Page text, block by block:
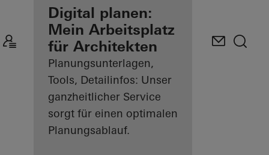
Ihre Vorteile als
angemeldeter
Architekt
Mein
Arbeitsplatz
kennenlernen
Digital planen:
Mein Arbeitsplatz
für Architekten
Planungsunterlagen,
Tools, Detailinfos: Unser
ganzheitlicher Service
sorgt für einen optimalen
Planungsablauf.